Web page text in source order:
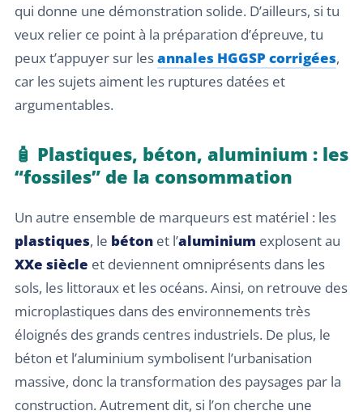
qui donne une démonstration solide. D’ailleurs, si tu
veux relier ce point à la préparation d’épreuve, tu
peux t’appuyer sur lesannales HGGSP corrigées,
car les sujets aiment les ruptures datées et
argumentables.
🧴 Plastiques, béton, aluminium : les
“fossiles” de la consommation
Un autre ensemble de marqueurs est matériel : les
plastiques, le béton et l’aluminium explosent au
XXe siècle et deviennent omniprésents dans les
sols, les littoraux et les océans. Ainsi, on retrouve des
microplastiques dans des environnements très
éloignés des grands centres industriels. De plus, le
béton et l’aluminium symbolisent l’urbanisation
massive, donc la transformation des paysages par la
construction. Autrement dit, si l’on cherche une